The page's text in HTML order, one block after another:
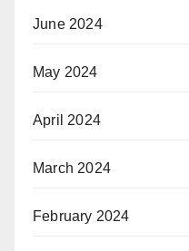
June 2024
May 2024
April 2024
March 2024
February 2024